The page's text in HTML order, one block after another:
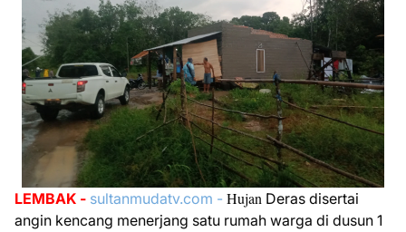
LEMBAK - sultanmudatv.com - Hujan Deras disertai
angin kencang menerjang satu rumah warga di dusun 1